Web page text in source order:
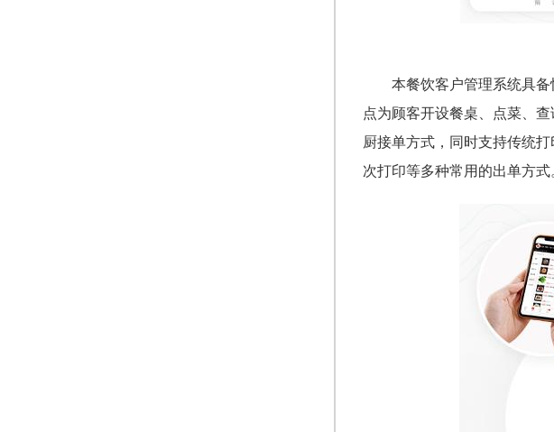
本餐饮客户管理系统具
点为顾客开设餐桌、点菜、
厨接单方式，同时支持传统
次打印等多种常用的出单方式